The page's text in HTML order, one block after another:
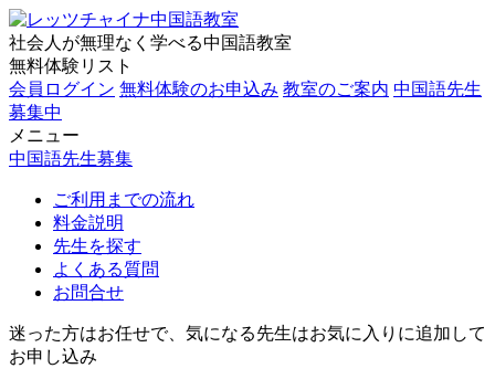
社会人が無理なく学べる中国語教室
無料体験リスト
会員ログイン 無料体験のお申込み 教室のご案内 中国語先生
募集中
メニュー
中国語先生募集
ご利用までの流れ
料金説明
先生を探す
よくある質問
お問合せ
迷った方はお任せで、気になる先生はお気に入りに追加して
お申し込み